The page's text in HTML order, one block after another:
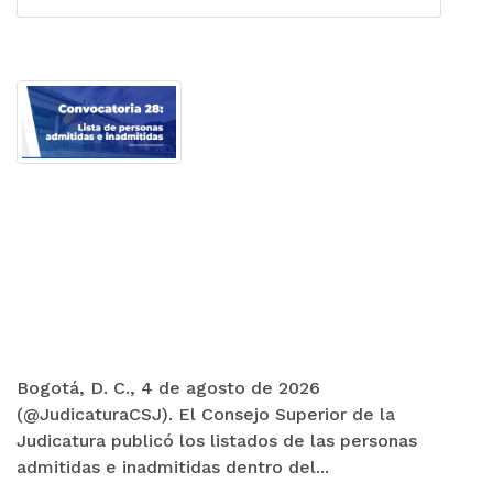
Bogotá, D. C., 4 de agosto de 2026
(@JudicaturaCSJ). El Consejo Superior de la
Judicatura publicó los listados de las personas
admitidas e inadmitidas dentro del...